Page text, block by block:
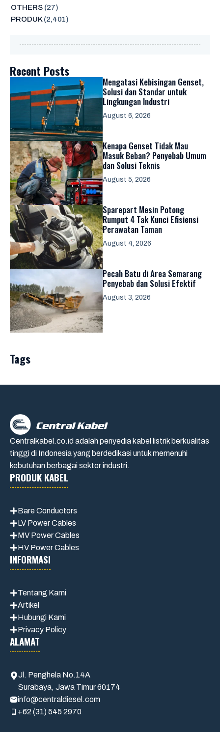
OTHERS(27)
PRODUK(2,401)
Recent Posts
Mengatasi Kebisingan Genset,
Solusi dan Standar untuk
Lingkungan Industri
August 6, 2026
Kenapa Genset Tidak Mau
Masuk Beban? Penyebab Umum
dan Solusi Teknis
August 5, 2026
Sparepart Mesin Potong
Rumput 4 Tak Kunci Efisiensi
Perawatan Taman
August 4, 2026
Pecah Batu di Area Semarang
Penyebab dan Solusi Efektif
August 3, 2026
Tags
Centralkabel.co.id adalah penyedia kabel listrik berkualitas
tinggi di Indonesia yang berdedikasi untuk memenuhi
kebutuhan berbagai sektor industri.
PRODUK KABEL
Bare Conductors
LV Power Cables
MV Power Cables
HV Power Cables
INFORMASI
Tentang Kami
Artikel
Hubungi Kami
Privacy Policy
ALAMAT
Jl. Penghela No.14A
Surabaya, Jawa Timur 60174
info@centraldiesel.com
+62 (31) 545 2970